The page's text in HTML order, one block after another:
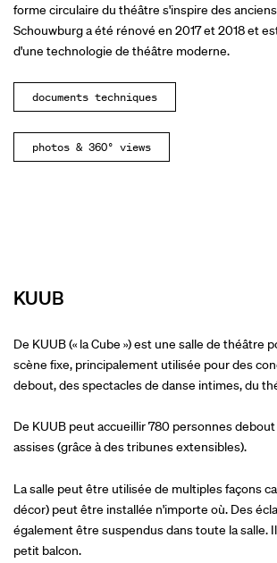
forme circulaire du théâtre s'inspire des
Schouwburg a été rénové en 2017 et 2018 et
d'une technologie de théâtre moderne.
documents techniques
photos & 360° views
KUUB
De KUUB (« la Cube ») est une salle de théâtre
scène fixe, principalement utilisée pour des
debout, des spectacles de danse intimes, du
De KUUB peut accueillir 780 personnes
assises (grâce à des tribunes extensibles).
La salle peut être utilisée de multiples façons
décor) peut être installée n'importe où. Des
également être suspendus dans toute la salle.
petit balcon.